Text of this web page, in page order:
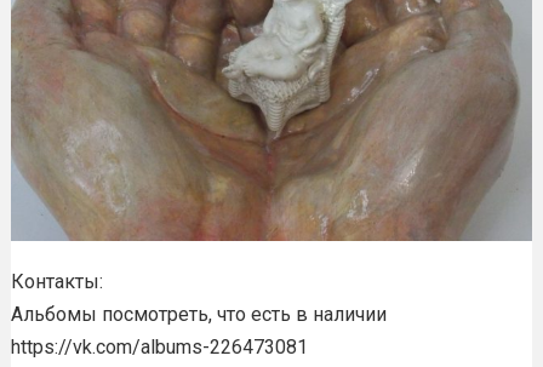
Контакты:
Альбомы посмотреть, что есть в наличии
https://vk.com/albums-226473081